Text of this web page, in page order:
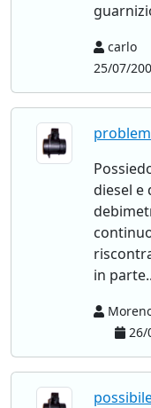
carlo
25/07/
diesel e
in
26/